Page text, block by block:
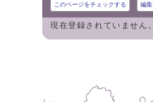
このページをチェックする 編集
現在登録されていません。